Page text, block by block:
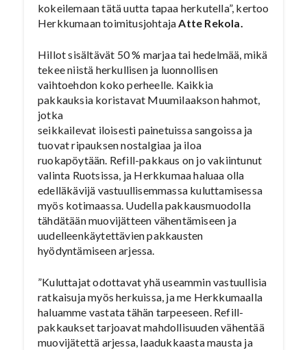
kokeilemaan tätä uutta tapaa herkutella”, kertoo
Herkkumaan toimitusjohtajaAtte Rekola.
Hillot sisältävät 50 % marjaa tai hedelmää, mikä
tekee niistä herkullisen ja luonnollisen
vaihtoehdon koko perheelle. Kaikkia
pakkauksia koristavat Muumilaakson hahmot,
jotka
seikkailevat iloisesti painetuissa sangoissa ja
tuovat ripauksen nostalgiaa ja iloa
ruokapöytään. Refill-pakkaus on jo vakiintunut
valinta Ruotsissa, ja Herkkumaa haluaa olla
edelläkävijä vastuullisemmassa kuluttamisessa
myös kotimaassa. Uudella pakkausmuodolla
tähdätään muovijätteen vähentämiseen ja
uudelleenkäytettävien pakkausten
hyödyntämiseen arjessa.
”Kuluttajat odottavat yhä useammin vastuullisia
ratkaisuja myös herkuissa, ja me Herkkumaalla
haluamme vastata tähän tarpeeseen. Refill-
pakkaukset tarjoavat mahdollisuuden vähentää
muovijätettä arjessa, laadukkaasta mausta ja